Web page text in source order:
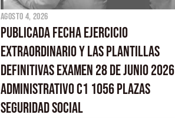
agosto 4, 2026
PUBLICADA FECHA EJERCICIO
EXTRAORDINARIO Y LAS PLANTILLAS
DEFINITIVAS EXAMEN 28 DE JUNIO 2026
ADMINISTRATIVO C1 1056 PLAZAS
SEGURIDAD SOCIAL